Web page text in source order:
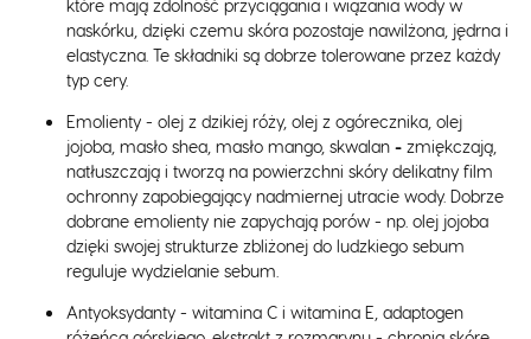
które mają zdolność przyciągania i wiązania wody w
naskórku, dzięki czemu skóra pozostaje nawilżona, jędrna i
elastyczna. Te składniki są dobrze tolerowane przez każdy
typ cery.
Emolienty - olej z dzikiej róży, olej z ogórecznika, olej
jojoba, masło shea, masło mango, skwalan - zmiękczają,
natłuszczają i tworzą na powierzchni skóry delikatny film
ochronny zapobiegający nadmiernej utracie wody. Dobrze
dobrane emolienty nie zapychają porów - np. olej jojoba
dzięki swojej strukturze zbliżonej do ludzkiego sebum
reguluje wydzielanie sebum.
Antyoksydanty - witamina C i witamina E, adaptogen